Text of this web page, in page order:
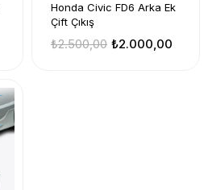
Honda Civic FD6 Arka Ek
Çift Çıkış
₺2.000,00
₺2.500,00